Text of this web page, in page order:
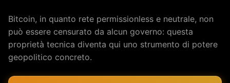
Bitcoin, in quanto rete permissionless e neutrale, non
può essere censurato da alcun governo: questa
proprietà tecnica diventa qui uno strumento di potere
geopolitico concreto.